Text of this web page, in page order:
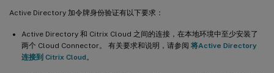
Active Directory 加令牌身份验证有以下要求：
Active Directory 和 Citrix Cloud 之间的连接，在本地环境中至少安装了
两个 Cloud Connector。 有关要求和说明，请参阅 将Active Directory
连接到 Citrix Cloud 。